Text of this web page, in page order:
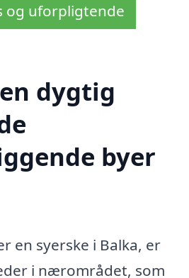
og uforpligtende
dygtig
byer
en syerske i Balka, er
i nærområdet, som